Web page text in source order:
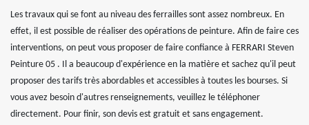
Les travaux qui se font au niveau des ferrailles sont assez nombreux. En
effet, il est possible de réaliser des opérations de peinture. Afin de faire ces
interventions, on peut vous proposer de faire confiance à FERRARI Steven
Peinture 05 . Il a beaucoup d'expérience en la matière et sachez qu'il peut
proposer des tarifs très abordables et accessibles à toutes les bourses. Si
vous avez besoin d'autres renseignements, veuillez le téléphoner
directement. Pour finir, son devis est gratuit et sans engagement.